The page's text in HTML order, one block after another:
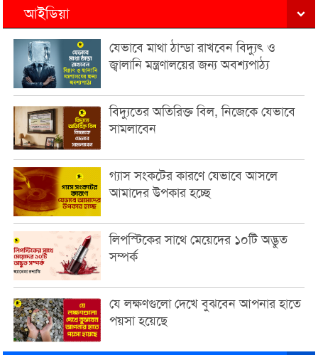
আইডিয়া
যেভাবে মাথা ঠান্ডা রাখবেন বিদ্যুৎ ও
জ্বালানি মন্ত্রণালয়ের জন্য অবশ্যপাঠ্য
বিদ্যুতের অতিরিক্ত বিল, নিজেকে যেভাবে
সামলাবেন
গ্যাস সংকটের কারণে যেভাবে আসলে
আমাদের উপকার হচ্ছে
লিপস্টিকের সাথে মেয়েদের ১০টি অদ্ভুত
সম্পর্ক
যে লক্ষণগুলো দেখে বুঝবেন আপনার হাতে
পয়সা হয়েছে